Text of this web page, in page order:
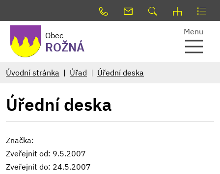
Obec
ROŽNÁ
Menu
Úvodní stránka Úřad Úřední deska
Úřední deska
Značka:
Zveřejnit od: 9.5.2007
Zveřejnit do: 24.5.2007